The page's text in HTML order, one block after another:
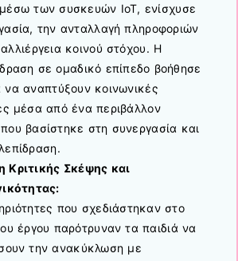
των συσκευών IoT, ενίσχυσε
την ανταλλαγή πληροφοριών
κοινού στόχου. Η
σε ομαδικό επίπεδο βοήθησε
να αναπτύξουν κοινωνικές
μέσα από ένα περιβάλλον
βασίστηκε στη συνεργασία και
Κριτικής Σκέψης και
που σχεδιάστηκαν στο
έργου παρότρυναν τα παιδιά να
την ανακύκλωση με